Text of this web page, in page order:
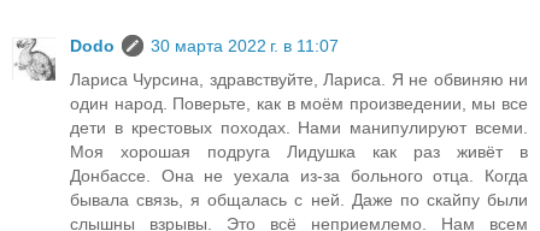
Dodo
30 марта 2022 г. в 11:07
Лариса Чурсина, здравствуйте, Лариса. Я не обвиняю ни
один народ. Поверьте, как в моём произведении, мы все
дети в крестовых походах. Нами манипулируют всеми.
Моя хорошая подруга Лидушка как раз живёт в
Донбассе. Она не уехала из-за больного отца. Когда
бывала связь, я общалась с ней. Даже по скайпу были
слышны взрывы. Это всё неприемлемо. Нам всем